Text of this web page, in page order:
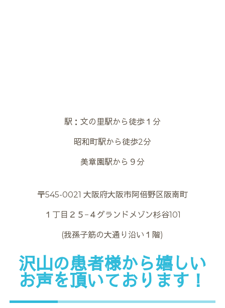
駅：文の里駅から徒歩１分
昭和町駅から徒歩2分
美章園駅から９分
〒545-0021 大阪府大阪市阿倍野区阪南町
１丁目２５−４グランドメゾン杉谷101
(我孫子筋の大通り沿い１階)
沢山の患者様から嬉しい
お声を頂いております！